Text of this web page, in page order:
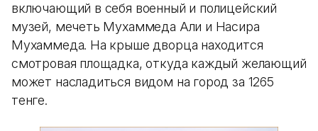
включающий в себя военный и полицейский
музей, мечеть Мухаммеда Али и Насира
Мухаммеда. На крыше дворца находится
смотровая площадка, откуда каждый желающий
может насладиться видом на город за 1265
тенге.